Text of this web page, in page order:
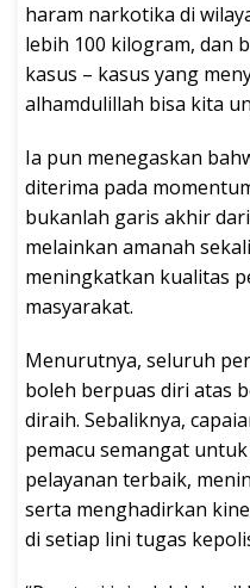
haram narkotika di
lebih 100 kilogram, dan
kasus – kasus yang
alhamdulillah bisa kita
Ia pun menegaskan
diterima pada
bukanlah garis akhir
melainkan amanah
meningkatkan kualitas
masyarakat.
Menurutnya, seluruh
boleh berpuas diri atas
diraih. Sebaliknya,
pemacu semangat
pelayanan terbaik,
serta menghadirkan
di setiap lini tugas